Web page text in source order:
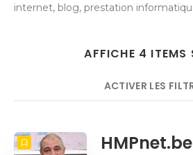
internet, blog, prestation
AFFICHE 4 ITEMS
ACTIVER LES
NOMBRE 5 Titre
HMPnet.be